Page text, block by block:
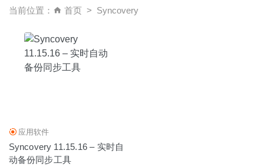
当前位置： 首页 Syncovery
应用软件
Syncovery 11.15.16 – 实时自
动备份同步工具
FSNotes 4.6.0 中文版-轻量级笔记软件
08-28
Things 3.22.13 中文版-GTD时间日程管理工具
VideoProc 6.4 中文版-强悍的视频编辑、录屏、下载工具